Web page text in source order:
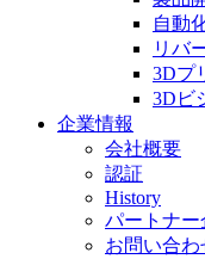
自動
リバ
3Dプ
3Dビ
企業情報
会社概要
認証
History
パートナー
お問い合わ